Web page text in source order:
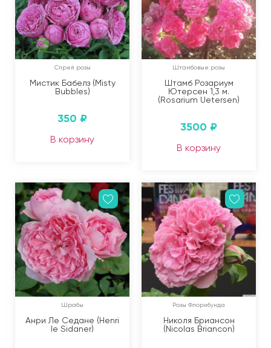
Спрей розы
Мистик Бабелз (Misty
Bubbles)
350 ₽
В корзину
Штамбовые розы
Штамб Розариум
Ютерсен 1,3 м.
(Rosarium Uetersen)
3500 ₽
В корзину
Шрабы
Анри Ле Седане (Henri
le Sidaner)
Розы Флорибунда
Николя Бриансон
(Nicolas Briancon)